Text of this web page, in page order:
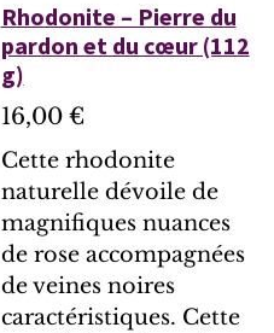
Rhodonite – Pierre du
pardon et du cœur (112
g)
16,00 €
Cette rhodonite
naturelle dévoile de
magnifiques nuances
de rose accompagnées
de veines noires
caractéristiques. Cette